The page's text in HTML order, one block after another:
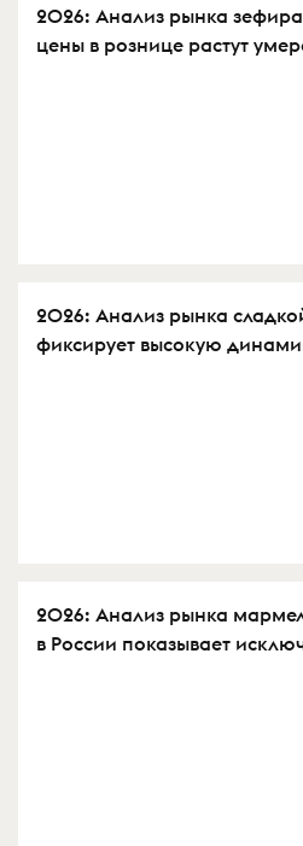
2026: Анализ рынка
цены в рознице растут
2026: Анализ рынка
фиксирует высокую
2026: Анализ рынка
в России показывает